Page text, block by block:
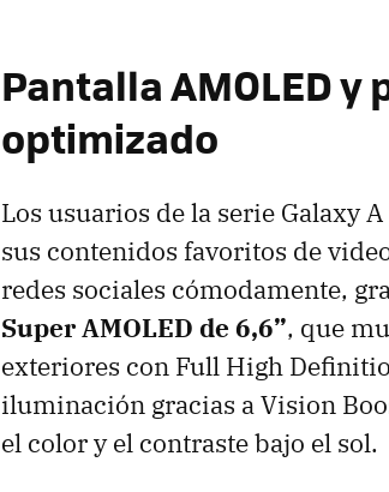
Pantalla AMOLED
optimizado
Los usuarios de la serie Galaxy
sus contenidos favoritos de
redes sociales cómodamente,
Super AMOLED de 6,6”, que
exteriores con Full High
iluminación gracias a Vision
el color y el contraste bajo el sol.